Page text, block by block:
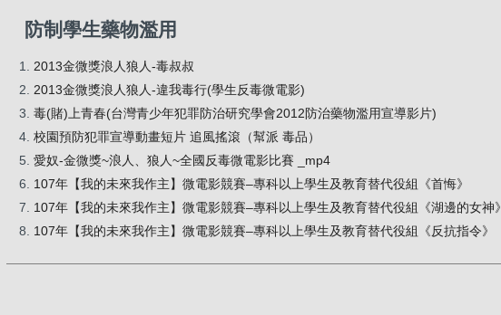
防制學生藥物濫用
2013金微獎浪人狼人-毒叔叔
2013金微獎浪人狼人-違我毒行(學生反毒微電影)
毒(賭)上青春(台灣青少年犯罪防治研究學會2012防治藥物濫用宣導影片)
校園預防犯罪宣導動畫短片 追風搖滾（幫派 毒品）
愛奴-金微獎~浪人、狼人~全國反毒微電影比賽 _mp4
107年【我的未來我作主】微電影競賽–專科以上學生及教育替代役組《首悔》
107年【我的未來我作主】微電影競賽–專科以上學生及教育替代役組《湖邊的女神》
107年【我的未來我作主】微電影競賽–專科以上學生及教育替代役組《反抗指令》